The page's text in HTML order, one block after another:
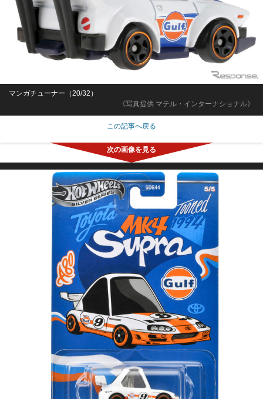
《写真提供 マテル・インターナショナル》
マンガチューナー（20/32）
この記事へ戻る